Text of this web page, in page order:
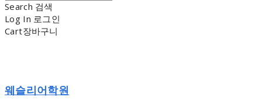
Search 검색
Log In 로그인
Cart장바구니
웨슬리어학원